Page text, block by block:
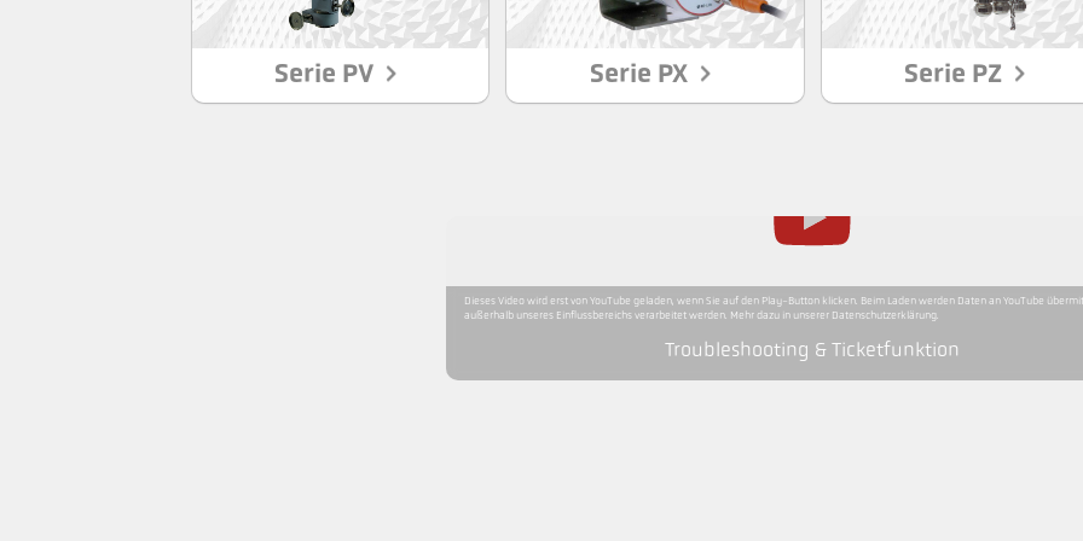
Serie PV Serie PX Serie PZ
Dieses Video wird erst von YouTube geladen, wenn Sie auf den Play-Button klicken. Beim Laden werden Daten an YouTube
außerhalb unseres Einflussbereichs verarbeitet werden. Mehr dazu in unserer Datenschutzerklärung.
Troubleshooting & Ticketfunktion